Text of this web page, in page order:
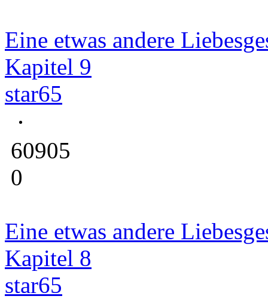
Eine etwas andere
Kapitel 9
star65
60905
0
Eine etwas andere
Kapitel 8
star65